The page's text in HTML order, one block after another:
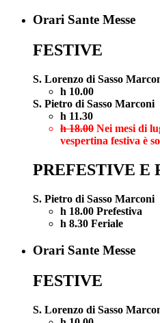
Orari Sante Messe
FESTIVE
S. Lorenzo di Sasso
h 10.00
S. Pietro di Sasso Marconi
h 11.30
h 18.00 Nei mesi di
vespertina festiva è
PREFESTIVE E
S. Pietro di Sasso Marconi
h 18.00 Prefestiva
h 8.30 Feriale
Orari Sante Messe
FESTIVE
S. Lorenzo di Sasso